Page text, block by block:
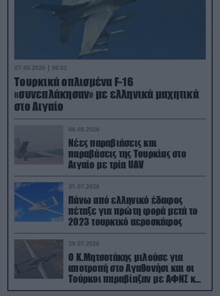
07.08.2026 | 00:02
Τουρκικά οπλισμένα F-16
«συνεπλάκησαν» με ελληνικά μαχητικά
στο Αιγαίο
06.08.2026
Νέες παραβιάσεις και
παραβάσεις της Τουρκίας στο
Αιγαίο με τρία UAV
31.07.2026
Πάνω από ελληνικό έδαφος
πέταξε για πρώτη φορά μετά το
2023 τουρκικό αεροσκάφος
29.07.2026
Ο Κ.Μητσοτάκης μιλούσε για
αποτροπή στο Αγαθονήσι και οι
Τούρκοι παραβίαζαν με ΑΦΝΣ και
drone